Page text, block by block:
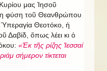
μας Ἰησοῦ
φύση τοῦ Θεανθρώπου
Θεοτόκο, ἡ
Δαβίδ, ὅπως λέει κι ὁ
«Ἐκ τῆς ρίζης Ἰεσσαί
σήμερον τίκτεται